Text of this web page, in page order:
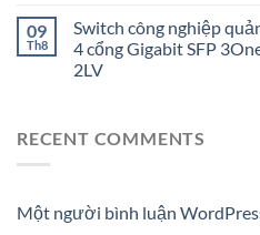
09
Th8
Switch công nghiệp
4 cổng Gigabit SFP
2LV
RECENT COMMENTS
Một người bình luận